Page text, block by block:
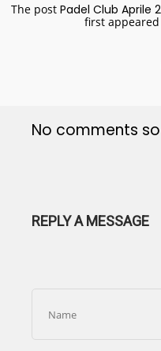
The post Padel Club Aprile
first
No comments
REPLY A MESSAGE